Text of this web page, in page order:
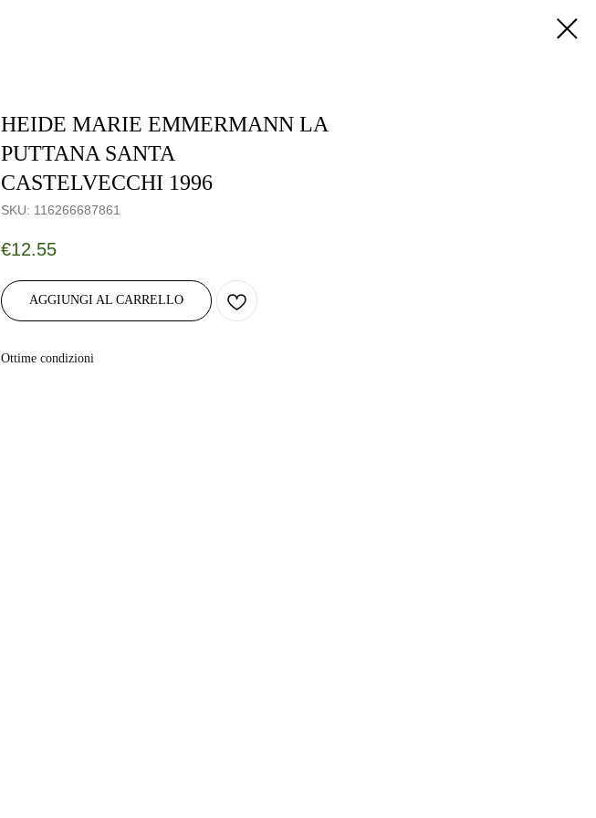
HEIDE MARIE EMMERMANN LA
PUTTANA SANTA
CASTELVECCHI 1996
SKU: 116266687861
€12.55
AGGIUNGI AL CARRELLO
Ottime condizioni